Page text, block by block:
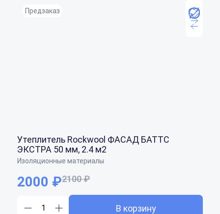
Предзаказ
Утеплитель Rockwool ФАСАД БАТТС
ЭКСТРА 50 мм, 2.4 м2
Изоляционные материалы
2000 ₽2100 ₽
В корзину